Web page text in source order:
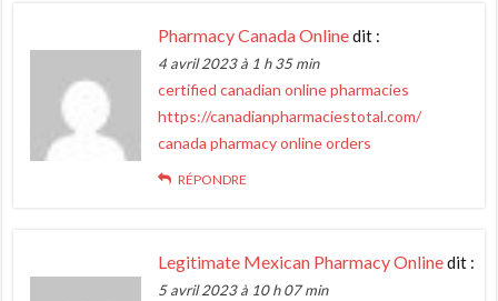
Pharmacy Canada Onlinedit :
4 avril 2023 à 1 h 35 min
certified canadian online pharmacies
https://canadianpharmaciestotal.com/
canada pharmacy online orders
RÉPONDRE
Legitimate Mexican Pharmacy Onlinedit :
5 avril 2023 à 10 h 07 min